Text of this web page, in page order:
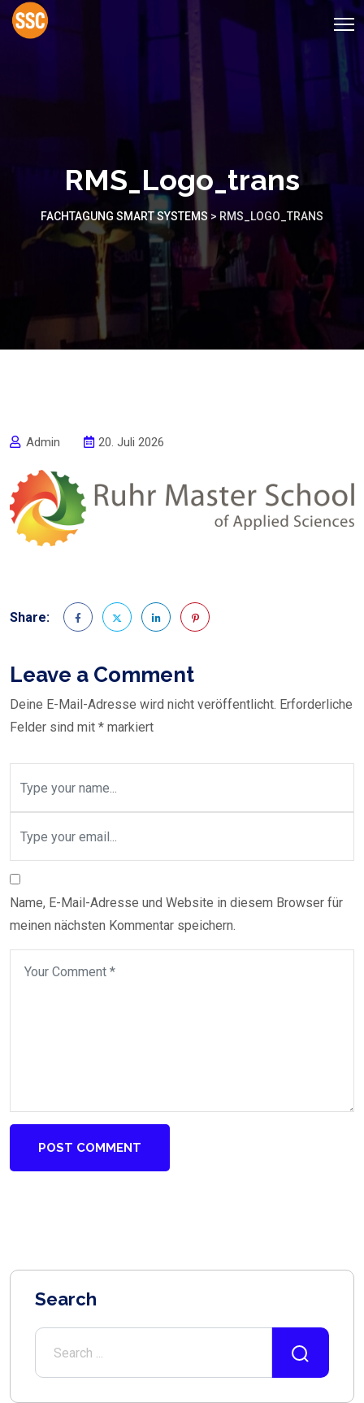
RMS_Logo_trans
FACHTAGUNG SMART SYSTEMS > RMS_LOGO_TRANS
Admin 20. Juli 2026
Share:
Leave a Comment
Deine E-Mail-Adresse wird nicht veröffentlicht. Erforderliche
Felder sind mit * markiert
Name, E-Mail-Adresse und Website in diesem Browser für
meinen nächsten Kommentar speichern.
POST COMMENT
Search